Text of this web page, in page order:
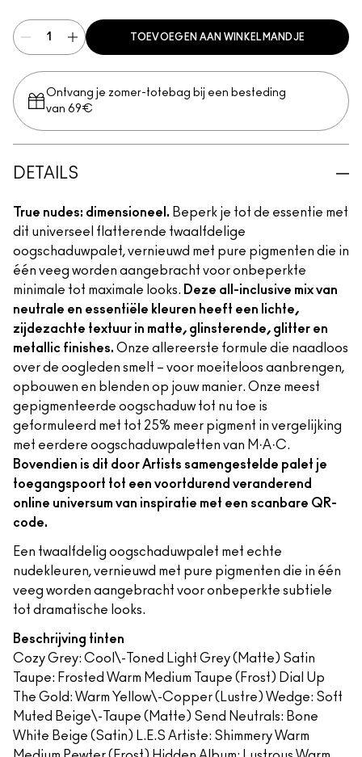
TOEVOEGEN AAN WINKELMANDJE
Ontvang je zomer-totebag bij een besteding
van 69€
DETAILS
True nudes: dimensioneel. Beperk je tot de essentie met
dit universeel flatterende twaalfdelige
oogschaduwpalet, vernieuwd met pure pigmenten die in
één veeg worden aangebracht voor onbeperkte
minimale tot maximale looks. Deze all-inclusive mix van
neutrale en essentiële kleuren heeft een lichte,
zijdezachte textuur in matte, glinsterende, glitter en
metallic finishes. Onze allereerste formule die naadloos
over de oogleden smelt – voor moeiteloos aanbrengen,
opbouwen en blenden op jouw manier. Onze meest
gepigmenteerde oogschaduw tot nu toe is
geformuleerd met tot 25% meer pigment in vergelijking
met eerdere oogschaduwpaletten van M·A·C.
Bovendien is dit door Artists samengestelde palet je
toegangspoort tot een voortdurend veranderend
online universum van inspiratie met een scanbare QR-
code.
Een twaalfdelig oogschaduwpalet met echte
nudekleuren, vernieuwd met pure pigmenten die in één
veeg worden aangebracht voor onbeperkte subtiele
tot dramatische looks.
Beschrijving tinten
Cozy Grey​: Cool\-Toned Light Grey (Matte) Satin
Taupe​: Frosted Warm Medium Taupe (Frost) Dial Up
The Gold: Warm Yellow\-Copper​​ (Lustre) Wedge: Soft
Muted Beige\-Taupe​​​ (Matte) Send Neutrals: Bone
White Beige​​ (Satin) L.E.S Artiste​: Shimmery Warm